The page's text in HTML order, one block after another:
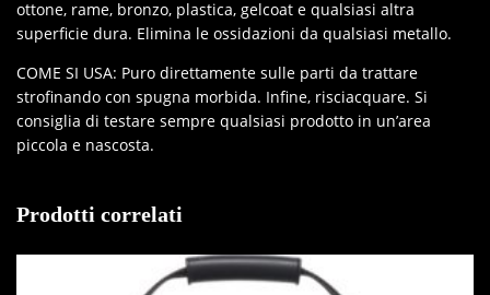
ottone, rame, bronzo, plastica, gelcoat e qualsiasi altra
superficie dura. Elimina le ossidazioni da qualsiasi metallo.
COME SI USA: Puro direttamente sulle parti da trattare
strofinando con spugna morbida. Infine, risciacquare. Si
consiglia di testare sempre qualsiasi prodotto in un’area
piccola e nascosta.
Prodotti correlati